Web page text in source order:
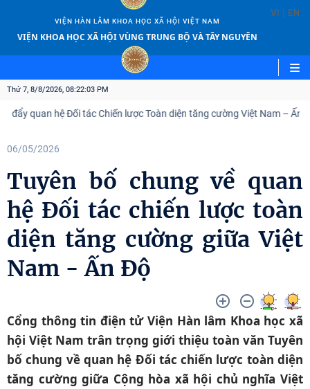
VIỆN HÀN LÂM KHOA HỌC XÃ HỘI VIỆT NAM
VIỆN KHOA HỌC XÃ HỘI VÙNG TRUNG BỘ VÀ TÂY NGUYÊN
VI | EN
Thứ 7, 8/8/2026, 08:22:04 PM
hệ Đối tác Chiến lược Toàn diện tăng cường Việt Nam – Ấn Độ
06/05/2026
Tuyên bố chung về quan
hệ Đối tác chiến lược toàn
diện tăng cường giữa Việt
Nam - Ấn Độ
Cổng thông tin điện tử Viện Hàn lâm Khoa học xã
hội Việt Nam trân trọng giới thiệu toàn văn Tuyên
bố chung về quan hệ Đối tác chiến lược toàn diện
tăng cường giữa Cộng hòa xã hội chủ nghĩa Việt